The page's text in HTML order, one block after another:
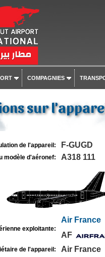
COMPAGNIES
sur l'appareil
de l'appareil: F-GUGD
modèle d'aéronef: A318 111
exploitante:
Air France
AF
de l'appareil: Air France